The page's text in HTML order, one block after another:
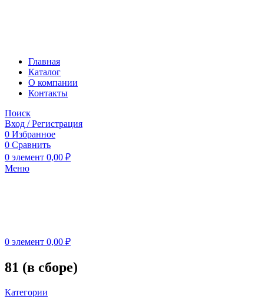
Главная
Каталог
О компании
Контакты
Поиск
Вход / Регистрация
0 Избранное
0 Сравнить
0 элемент 0,00 ₽
Меню
0 элемент 0,00 ₽
81 (в сборе)
Категории